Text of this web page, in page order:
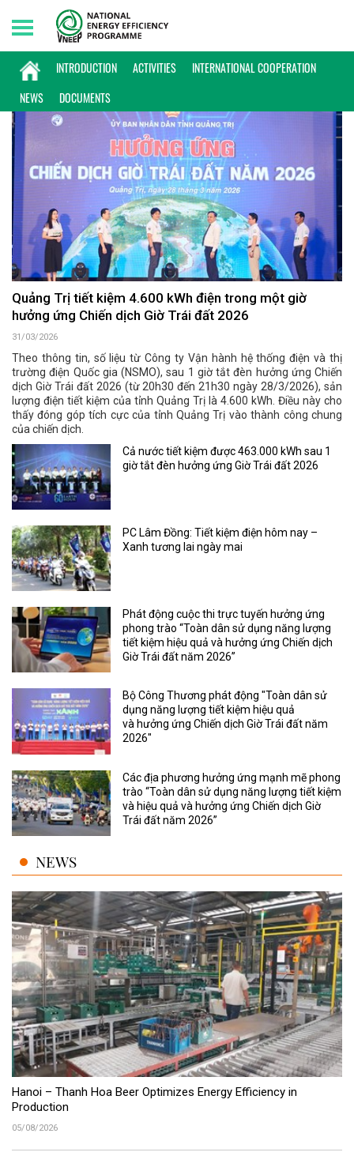
INTRODUCTION ACTIVITIES
INTERNATIONAL COOPERATION
NEWS
DOCUMENTS
Sunday, 09/08/2026 | 02:22 GMT+7
60+
Quảng Trị tiết kiệm 4.600 kWh điện trong một giờ
hưởng ứng Chiến dịch Giờ Trái đất 2026
31/03/2026
Theo thông tin, số liệu từ Công ty Vận hành hệ thống điện và thị
trường điện Quốc gia (NSMO), sau 1 giờ tắt đèn hưởng ứng Chiến
dịch Giờ Trái đất 2026 (từ 20h30 đến 21h30 ngày 28/3/2026), sản
lượng điện tiết kiệm của tỉnh Quảng Trị là 4.600 kWh. Điều này cho
thấy đóng góp tích cực của tỉnh Quảng Trị vào thành công chung
của chiến dịch.
Cả nước tiết kiệm được 463.000 kWh sau 1
giờ tắt đèn hưởng ứng Giờ Trái đất 2026
PC Lâm Đồng: Tiết kiệm điện hôm nay –
Xanh tương lai ngày mai
Phát động cuộc thi trực tuyến hưởng ứng
phong trào “Toàn dân sử dụng năng lượng
tiết kiệm hiệu quả và hưởng ứng Chiến dịch
Giờ Trái đất năm 2026”
Bộ Công Thương phát động "Toàn dân sử
dụng năng lượng tiết kiệm hiệu quả
và hưởng ứng Chiến dịch Giờ Trái đất năm
2026"
Các địa phương hưởng ứng mạnh mẽ phong
trào “Toàn dân sử dụng năng lượng tiết kiệm
và hiệu quả và hưởng ứng Chiến dịch Giờ
Trái đất năm 2026”
NEWS
Hanoi – Thanh Hoa Beer Optimizes Energy Efficiency in
Production
05/08/2026